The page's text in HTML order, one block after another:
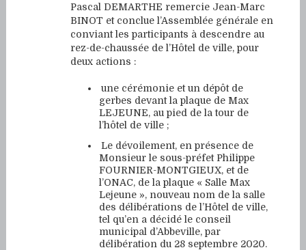
Pascal DEMARTHE remercie Jean-Marc
BINOT et conclue l’Assemblée générale en
conviant les participants à descendre au
rez-de-chaussée de l’Hôtel de ville, pour
deux actions :
une cérémonie et un dépôt de
gerbes devant la plaque de Max
LEJEUNE, au pied de la tour de
l’hôtel de ville ;
Le dévoilement, en présence de
Monsieur le sous-préfet Philippe
FOURNIER-MONTGIEUX, et de
l’ONAC, de la plaque « Salle Max
Lejeune », nouveau nom de la salle
des délibérations de l’Hôtel de ville,
tel qu’en a décidé le conseil
municipal d’Abbeville, par
délibération du 28 septembre 2020.